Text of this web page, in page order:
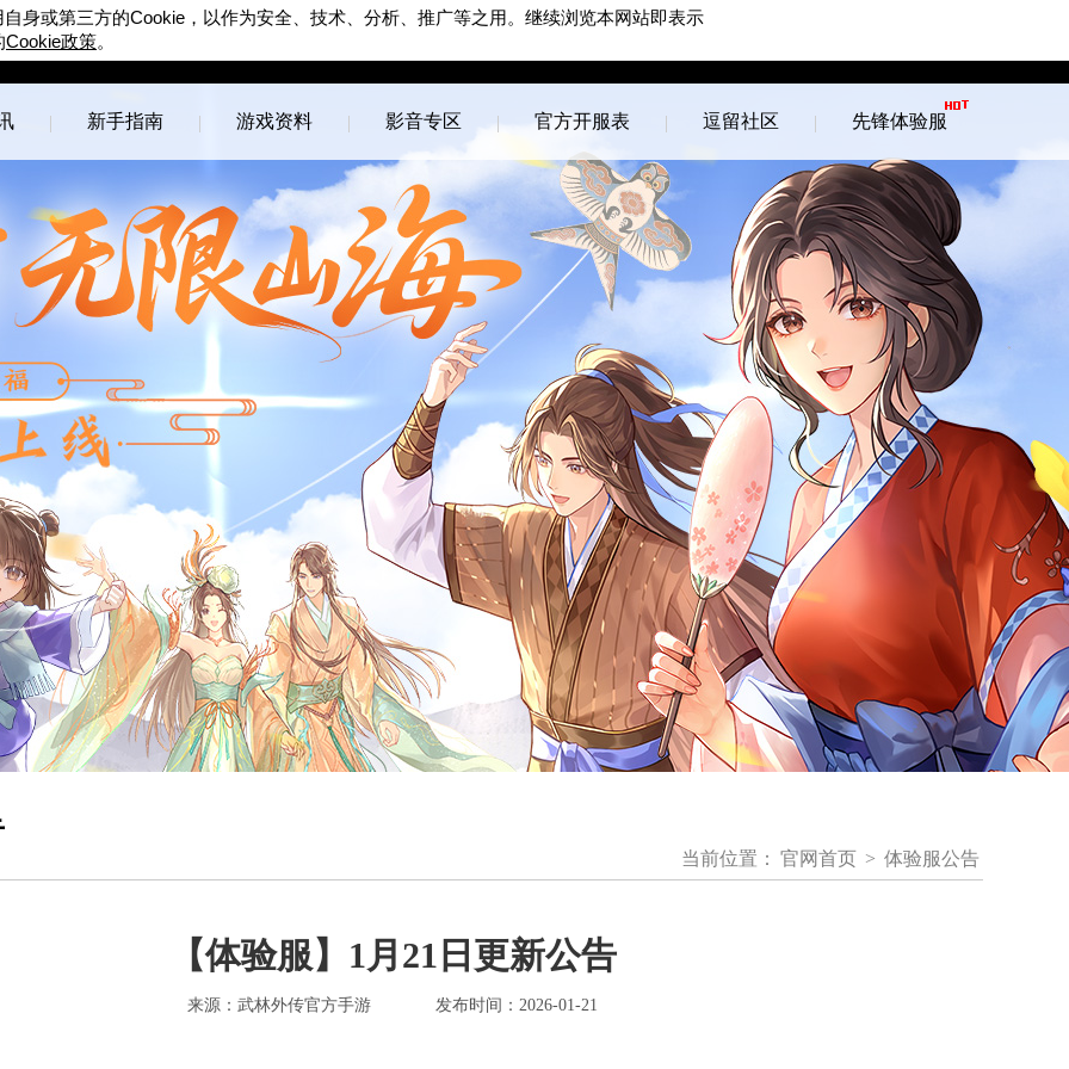
新手指南 游戏资料 影音专区 官方开服表 逗留社区 先锋体验服
当前位置： 官网首页 > 体验服公告
【体验服】1月21日更新公告
来源：武林外传官方手游 发布时间：2026-01-21
身或第三方的Cookie ，以作为安全、技术、分析、推广等之用。继续浏览本网站即表示
Cookie政策。